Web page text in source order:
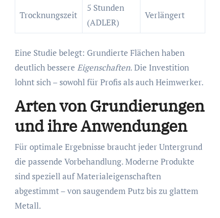
Trocknungszeit
5 Stunden
(ADLER)
Verlängert
Eine Studie belegt: Grundierte Flächen haben
deutlich bessere Eigenschaften. Die Investition
lohnt sich – sowohl für Profis als auch Heimwerker.
Arten von Grundierungen
und ihre Anwendungen
Für optimale Ergebnisse braucht jeder Untergrund
die passende Vorbehandlung. Moderne Produkte
sind speziell auf Materialeigenschaften
abgestimmt – von saugendem Putz bis zu glattem
Metall.